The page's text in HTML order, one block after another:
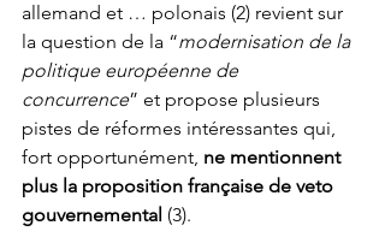
allemand et … polonais (2) revient sur
la question de la “modernisation de la
politique européenne de
concurrence” et propose plusieurs
pistes de réformes intéressantes qui,
fort opportunément, ne mentionnent
plus la proposition française de veto
gouvernemental (3).